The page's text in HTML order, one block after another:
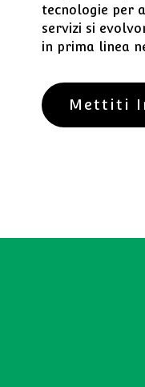
tecnologie per
servizi si
in prima linea
Mettiti